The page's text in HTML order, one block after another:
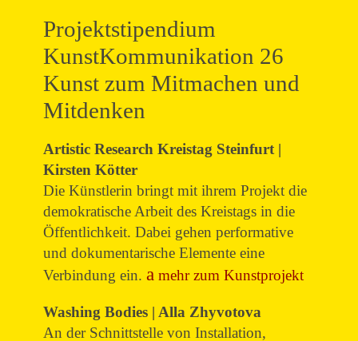
Projektstipendium
KunstKommunikation 26
Kunst zum Mitmachen und
Mitdenken
Artistic Research Kreistag Steinfurt |
Kirsten Kötter
Die Künstlerin bringt mit ihrem Projekt die
demokratische Arbeit des Kreistags in die
Öffentlichkeit. Dabei gehen performative
und dokumentarische Elemente eine
Verbindung ein.
mehr zum Kunstprojekt
Washing Bodies | Alla Zhyvotova
An der Schnittstelle von Installation,